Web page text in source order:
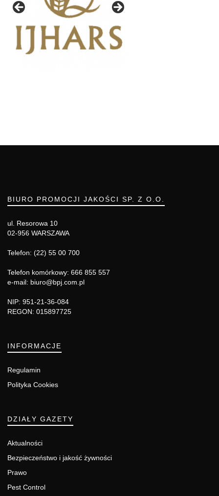
BIURO PROMOCJI JAKOŚCI SP. Z O.O.
ul. Resorowa 10
02-956 WARSZAWA
Telefon: (22) 55 00 700
Telefon komórkowy: 666 855 557
e-mail: biuro@bpj.com.pl
NIP: 951-21-36-084
REGON: 015897725
INFORMACJE
Regulamin
Polityka Cookies
DZIAŁY GAZETY
Aktualności
Bezpieczeństwo i jakość żywności
Prawo
Pest Control